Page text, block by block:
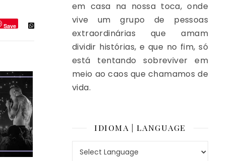
Save
em casa na nossa toca, onde
vive um grupo de pessoas
extraordinárias que amam
dividir histórias, e que no fim, só
está tentando sobreviver em
meio ao caos que chamamos de
vida.
IDIOMA | LANGUAGE